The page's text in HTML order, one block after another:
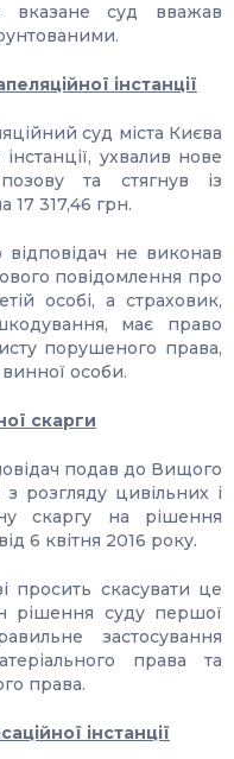
вказане суд вважав
інстанції
суд міста Києва
ухвалив нове
та стягнув із
17 317,46 грн.
не виконав
повідомлення про
особі, а страховик,
має право
порушеного права,
особи.
скарги
подав до Вищого
з розгляду цивільних і
скаргу на рішення
6 квітня 2016 року.
просить скасувати це
рішення суду першої
застосування
права та
права.
інстанції